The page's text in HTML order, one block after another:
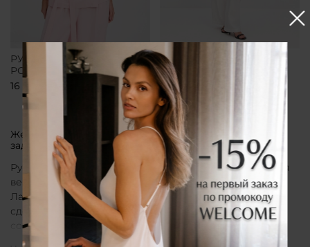
РУБАШКА-КИМОНО
РОЗОВАЯ
16 700 ₽
РУБАШКА-КИМОНО
БЕЛАЯ
16 700 ₽
Женская рубашка кимоно от бренда CLÓ, которая
задает тон всему образу
Рубашка кимоно CLÓ рассматривается как утонченная
вещь, воплощающая эстетику мягкой женственности.
Лаконичный крой, деликатные материалы и
сдержанная палитра создают образ, в котором
сочетаются особая нежность белья и элегантная
непринужденность кимоно. Такая рубашка не